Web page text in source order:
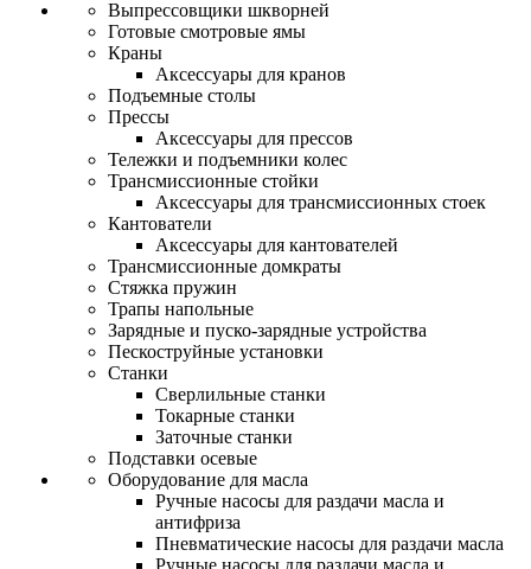
Выпрессовщики шкворней
Готовые смотровые ямы
Краны
Аксессуары для кранов
Подъемные столы
Прессы
Аксессуары для прессов
Тележки и подъемники колес
Трансмиссионные стойки
Аксессуары для трансмиссионных стоек
Кантователи
Аксессуары для кантователей
Трансмиссионные домкраты
Стяжка пружин
Трапы напольные
Зарядные и пуско-зарядные устройства
Пескоструйные установки
Станки
Сверлильные станки
Токарные станки
Заточные станки
Подставки осевые
Оборудование для масла
Ручные насосы для раздачи масла и
антифриза
Пневматические насосы для раздачи масла